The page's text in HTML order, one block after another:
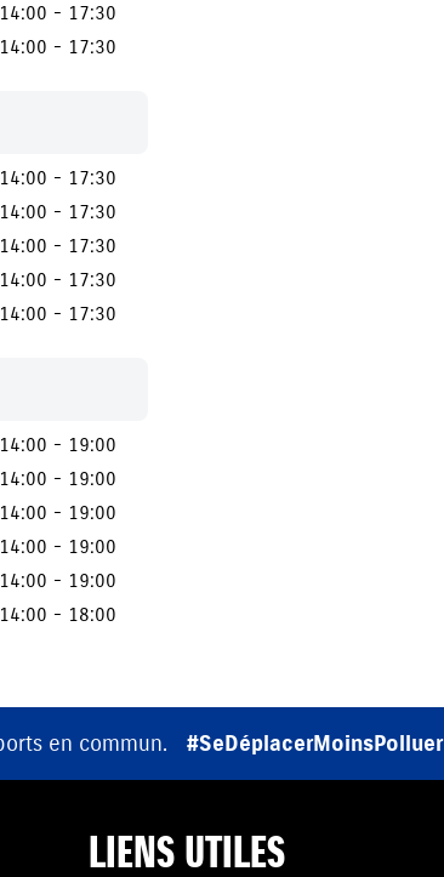
14:00 - 17:30
14:00 - 17:30
14:00 - 17:30
14:00 - 17:30
14:00 - 17:30
14:00 - 17:30
14:00 - 17:30
14:00 - 19:00
14:00 - 19:00
14:00 - 19:00
14:00 - 19:00
14:00 - 19:00
14:00 - 18:00
en commun. #SeDéplacerMoinsPolluer
LIENS UTILES